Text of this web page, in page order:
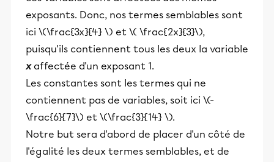
exposants. Donc, nos termes semblables sont
ici \(\frac{3x}{4} \) et \( \frac{2x}{3}\),
puisqu'ils contiennent tous les deux la variable
xaffectée d'un exposant 1.
Les constantes sont les termes qui ne
contiennent pas de variables, soit ici \(-
\frac{6}{7}\) et \(\frac{3}{14} \).
Notre but sera d'abord de placer d'un côté de
l'égalité les deux termes semblables, et de